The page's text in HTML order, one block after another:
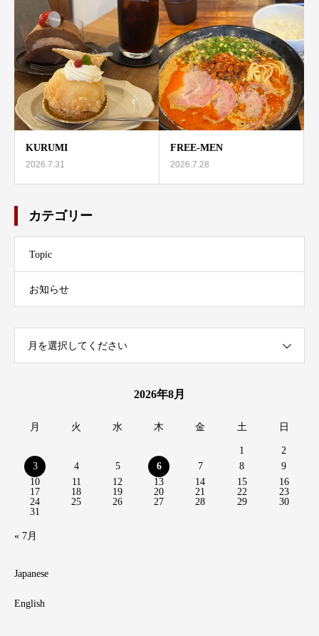
KURUMI
2026.7.31
FREE-MEN
2026.7.28
カテゴリー
Topic
お知らせ
月を選択してください
2026年8月
月 火 水 木 金 土 日
1
2
3
4 5 6 7 8
9
10
11 12 13 14 15
16
17
18 19 20 21 22
23
24
25 26 27 28 29
30
31
« 7月
Japanese
English